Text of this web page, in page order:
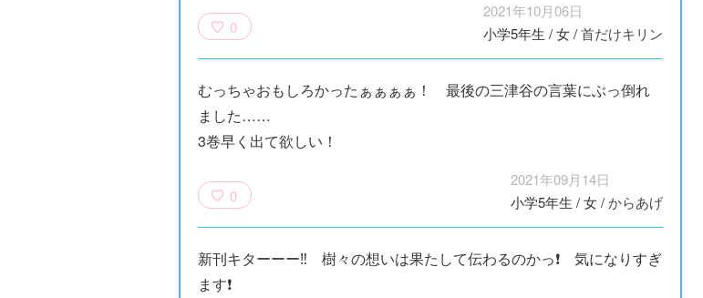
0
2021年10月06日
小学5年生 /女/首だけキリン
むっちゃおもしろかったぁぁぁぁ！ 最後の三津谷の言葉にぶっ倒れ
ました……
3巻早く出て欲しい！
0
2021年09月14日
小学5年生 /女/からあげ
新刊キターーー‼️ 樹々の想いは果たして伝わるのかっ❗️ 気になりすぎ
ます❗️
トモダチデスゲ
は今日の敵
世にもふしぎな